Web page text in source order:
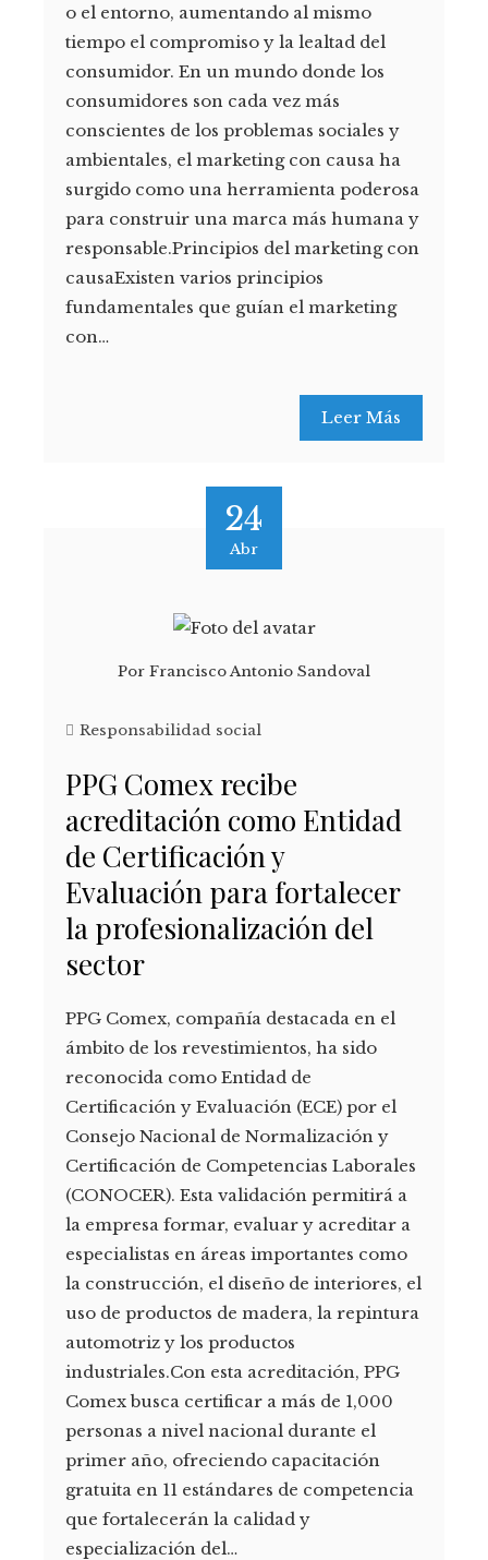
o el entorno, aumentando al mismo
tiempo el compromiso y la lealtad del
consumidor. En un mundo donde los
consumidores son cada vez más
conscientes de los problemas sociales y
ambientales, el marketing con causa ha
surgido como una herramienta poderosa
para construir una marca más humana y
responsable.Principios del marketing con
causaExisten varios principios
fundamentales que guían el marketing
con…
Leer Más
24
Abr
Por Francisco Antonio Sandoval
Responsabilidad social
PPG Comex recibe
acreditación como Entidad
de Certificación y
Evaluación para fortalecer
la profesionalización del
sector
PPG Comex, compañía destacada en el
ámbito de los revestimientos, ha sido
reconocida como Entidad de
Certificación y Evaluación (ECE) por el
Consejo Nacional de Normalización y
Certificación de Competencias Laborales
(CONOCER). Esta validación permitirá a
la empresa formar, evaluar y acreditar a
especialistas en áreas importantes como
la construcción, el diseño de interiores, el
uso de productos de madera, la repintura
automotriz y los productos
industriales.Con esta acreditación, PPG
Comex busca certificar a más de 1,000
personas a nivel nacional durante el
primer año, ofreciendo capacitación
gratuita en 11 estándares de competencia
que fortalecerán la calidad y
especialización del…